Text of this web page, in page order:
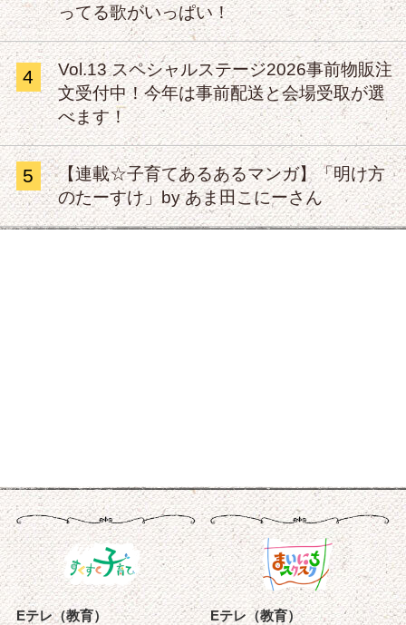
ってる歌がいっぱい！
4
Vol.13 スペシャルステージ2026事前物販注
文受付中！今年は事前配送と会場受取が選
べます！
5
【連載☆子育てあるあるマンガ】「明け方
のたーすけ」by あま田こにーさん
Eテレ（教育） Eテレ（教育）